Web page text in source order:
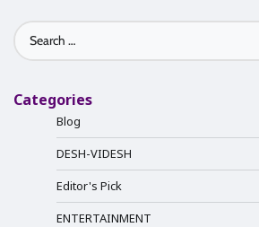
Search
for:
Categories
Blog
DESH-VIDESH
Editor's Pick
ENTERTAINMENT